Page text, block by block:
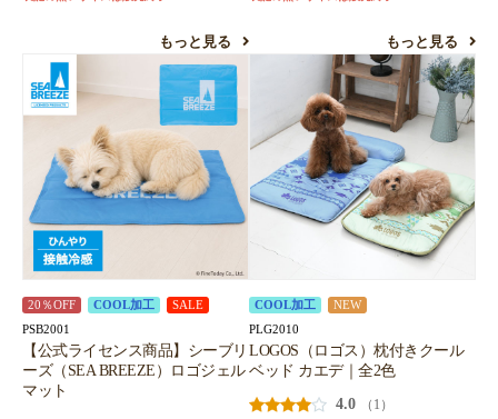
もっと見る もっと見る
20％OFF COOL加工 SALE
PSB2001
【公式ライセンス商品】シーブリ
ーズ（SEA BREEZE）ロゴジェル
マット
COOL加工 NEW
PLG2010
LOGOS（ロゴス）枕付きクール
ベッド カエデ｜全2色
4.0
（1）